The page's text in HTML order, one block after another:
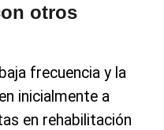
otros
frecuencia y la
inicialmente a
en rehabilitación